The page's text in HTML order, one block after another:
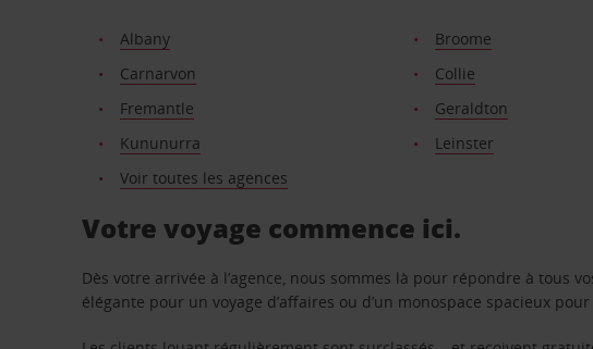
Albany Broome
Carnarvon
Collie
Fremantle
Geraldton
Kununurra
Leinster
Voir toutes les agences
Votre voyage commence ici.
Dès votre arrivée à l’agence, nous sommes là pour répondre à tous
élégante pour un voyage d’affaires ou d’un monospace spacieux